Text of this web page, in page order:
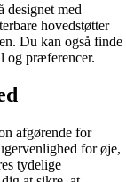
designet med
hovedstøtter
Du kan også finde
og præferencer.
afgørende for
for øje,
tydelige